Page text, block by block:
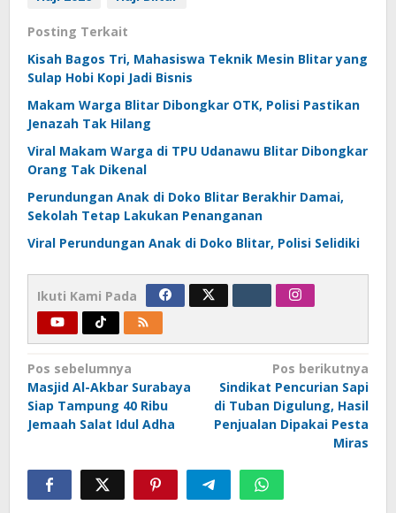
Posting Terkait
Kisah Bagos Tri, Mahasiswa Teknik Mesin Blitar yang
Sulap Hobi Kopi Jadi Bisnis
Makam Warga Blitar Dibongkar OTK, Polisi Pastikan
Jenazah Tak Hilang
Viral Makam Warga di TPU Udanawu Blitar Dibongkar
Orang Tak Dikenal
Perundungan Anak di Doko Blitar Berakhir Damai,
Sekolah Tetap Lakukan Penanganan
Viral Perundungan Anak di Doko Blitar, Polisi Selidiki
Ikuti Kami Pada
Navigasi
pos
Pos sebelumnya
Masjid Al-Akbar Surabaya
Siap Tampung 40 Ribu
Jemaah Salat Idul Adha
Pos berikutnya
Sindikat Pencurian Sapi
di Tuban Digulung, Hasil
Penjualan Dipakai Pesta
Miras